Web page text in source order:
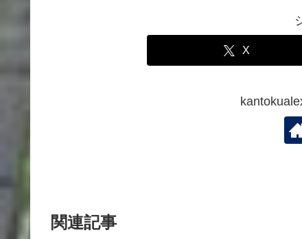
X
関連記事